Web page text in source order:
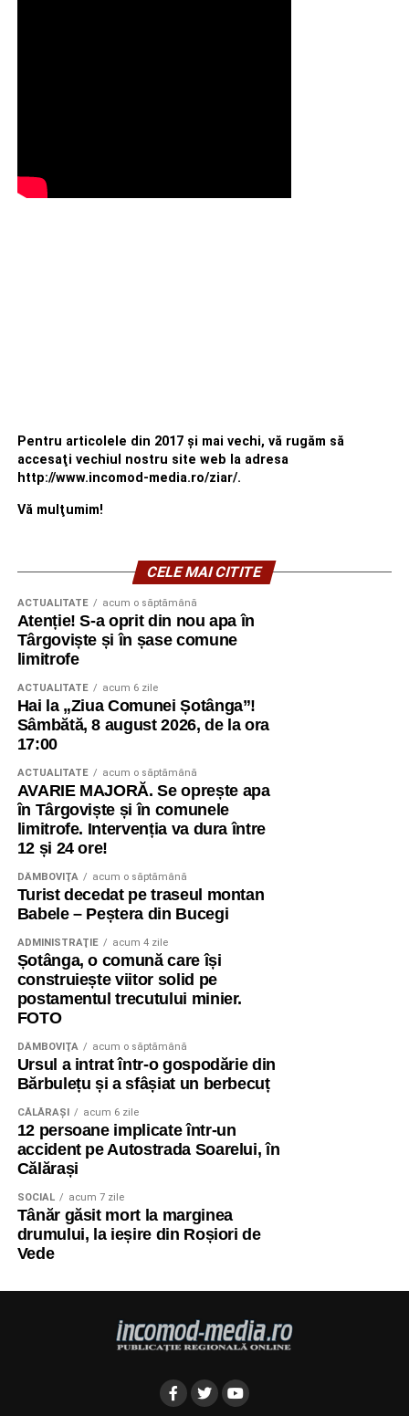
Pentru articolele din 2017 şi mai vechi, vă rugăm să
accesaţi vechiul nostru site web la adresa
http://www.incomod-media.ro/ziar/.
Vă mulţumim!
CELE MAI CITITE
ACTUALITATE acum o săptămână
Atenție! S-a oprit din nou apa în
Târgoviște și în șase comune
limitrofe
ACTUALITATE acum 6 zile
Hai la „Ziua Comunei Șotânga”!
Sâmbătă, 8 august 2026, de la ora
17:00
ACTUALITATE acum o săptămână
AVARIE MAJORĂ. Se oprește apa
în Târgoviște și în comunele
limitrofe. Intervenția va dura între
12 și 24 ore!
DÂMBOVIŢA acum o săptămână
Turist decedat pe traseul montan
Babele – Peștera din Bucegi
ADMINISTRAŢIE acum 4 zile
Șotânga, o comună care își
construiește viitor solid pe
postamentul trecutului minier.
FOTO
DÂMBOVIŢA acum o săptămână
Ursul a intrat într-o gospodărie din
Bărbulețu și a sfâșiat un berbecuț
CĂLĂRAŞI acum 6 zile
12 persoane implicate într-un
accident pe Autostrada Soarelui, în
Călărași
SOCIAL acum 7 zile
Tânăr găsit mort la marginea
drumului, la ieșire din Roșiori de
Vede